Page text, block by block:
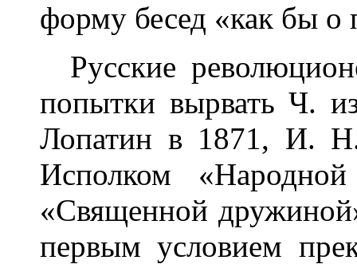
форму бесед «как бы о
Русские
попытки вырвать Ч.
Лопатин в 1871, И.
Исполком
«Священной
первым условием